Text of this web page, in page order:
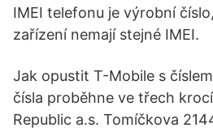
IMEI telefonu je výrobní
zařízení nemají stejné IMEI.
Jak opustit T-Mobile s
čísla proběhne ve třech
Republic a.s. Tomíčkova